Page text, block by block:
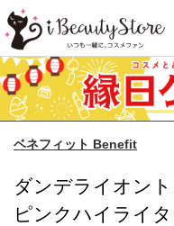
ベネフィット Benefit
ダンデライオン
ピンクハイライ